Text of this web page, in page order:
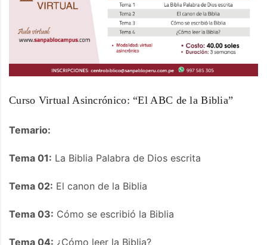
Curso Virtual Asincrónico: “El ABC de la Biblia”
Temario:
Tema 01: La Biblia Palabra de Dios escrita
Tema 02: El canon de la Biblia
Tema 03: Cómo se escribió la Biblia
Tema 04: ¿Cómo leer la Biblia?